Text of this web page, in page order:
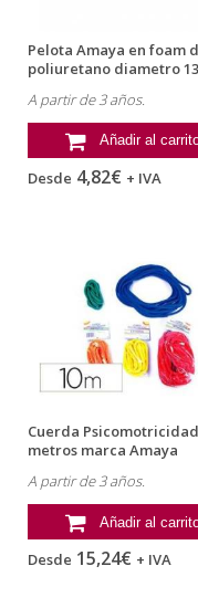
Pelota Amaya en foam
poliuretano diametro
A partir de 3 años.
Añadir al
Desde 4,82€ + IVA
Cuerda
metros marca Amaya
A partir de 3 años.
Añadir al
Desde 15,24€ + IVA